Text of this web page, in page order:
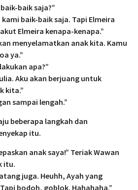
baik saja?”
baik-baik saja. Tapi Elmeira
Elmeira kenapa-kenapa.”
menyelamatkan anak kita. Kamu
ya.”
apa?”
Aku akan berjuang untuk
kita.”
sampai lengah.”
beberapa langkah dan
itu.
anak saya!” Teriak Wawan
itu.
juga. Heuhh, Ayah yang
bodoh, goblok. Hahahaha.”